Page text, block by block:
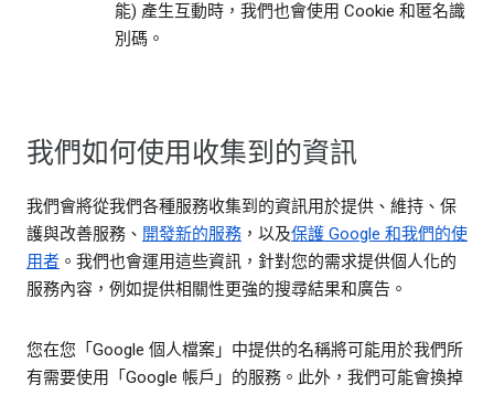
能) 產生互動時，我們也會使用 Cookie 和匿名識
別碼。
我們如何使用收集到的資訊
我們會將從我們各種服務收集到的資訊用於提供、維持、保
護與改善服務、 開發新的服務 ，以及保護 Google 和我們的使
用者 。我們也會運用這些資訊，針對您的需求提供個人化的
服務內容，例如提供相關性更強的搜尋結果和廣告。
您在您「Google 個人檔案」中提供的名稱將可能用於我們所
有需要使用「Google 帳戶」的服務。此外，我們可能會換掉